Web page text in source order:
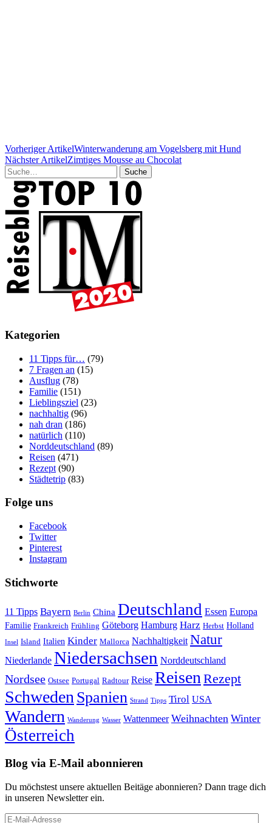
Vorheriger ArtikelWinterwanderung am Vogelsberg mit Hund
Nächster ArtikelZimtiges Mousse au Chocolat
Suche
Kategorien
11 Tipps für… (79)
7 Fragen an (15)
Ausflug (78)
Familie (151)
Lieblingsziel (23)
nachhaltig (96)
nah dran (186)
natürlich (110)
Norddeutschland (89)
Reisen (471)
Rezept (90)
Städtetrip (83)
Folge uns
Facebook
Twitter
Pinterest
Instagram
Stichworte
11 Tipps Bayern Berlin China Deutschland Essen Europa
Familie Frankreich Frühling Göteborg Hamburg Harz Herbst Holland
Insel Island Italien Kinder Mallorca Nachhaltigkeit Natur
Niederlande Niedersachsen Norddeutschland
Nordsee Ostsee Portugal Radtour Reise ReisenRezept
SchwedenSpanien Strand Tipps Tirol USA
Wandern Wanderung Wasser Wattenmeer Weihnachten Winter
Österreich
Blog via E-Mail abonnieren
Du möchstest unsere aktuellen Beitäge abonnieren? Dann trage dich
in unseren Newsletter ein.
E-